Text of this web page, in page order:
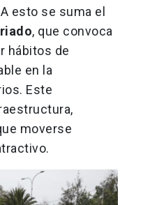
esto se suma el
, que convoca
hábitos de
en la
Este
moverse